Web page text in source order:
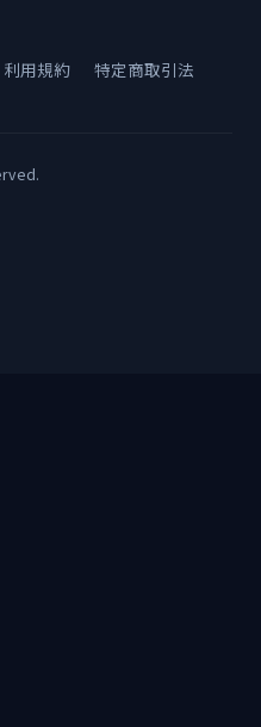
利用規約 特定商取引法